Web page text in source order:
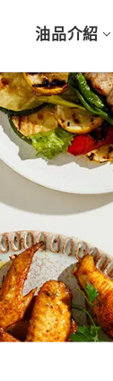
油品介紹